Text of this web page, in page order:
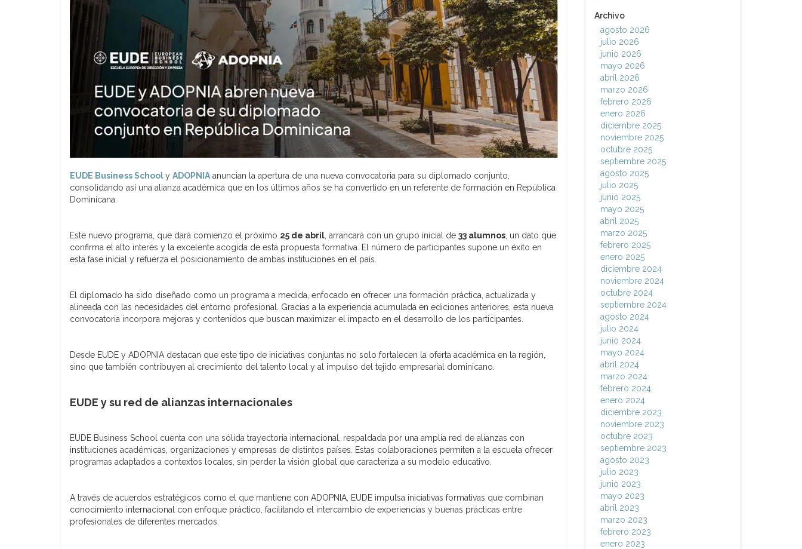
EUDE Business Schooly ADOPNIA anuncian la apertura de una nueva convocatoria para su diplomado conjunto,
consolidando así una alianza académica que en los últimos años se ha convertido en un referente de formación en República
Dominicana.
Este nuevo programa, que dará comienzo el próximo 25 de abril , arrancará con un grupo inicial de 33 alumnos , un dato que
confirma el alto interés y la excelente acogida de esta propuesta formativa. El número de participantes supone un éxito en
esta fase inicial y refuerza el posicionamiento de ambas instituciones en el país.
El diplomado ha sido diseñado como un programa a medida, enfocado en ofrecer una formación práctica, actualizada y
alineada con las necesidades del entorno profesional. Gracias a la experiencia acumulada en ediciones anteriores, esta nueva
convocatoria incorpora mejoras y contenidos que buscan maximizar el impacto en el desarrollo de los participantes.
Desde EUDE y ADOPNIA destacan que este tipo de iniciativas conjuntas no solo fortalecen la oferta académica en la región,
sino que también contribuyen al crecimiento del talento local y al impulso del tejido empresarial dominicano.
EUDE y su red de alianzas internacionales
EUDE Business School cuenta con una sólida trayectoria internacional, respaldada por una amplia red de alianzas con
instituciones académicas, organizaciones y empresas de distintos países. Estas colaboraciones permiten a la escuela ofrecer
programas adaptados a contextos locales, sin perder la visión global que caracteriza a su modelo educativo.
A través de acuerdos estratégicos como el que mantiene con ADOPNIA, EUDE impulsa iniciativas formativas que combinan
conocimiento internacional con enfoque práctico, facilitando el intercambio de experiencias y buenas prácticas entre
profesionales de diferentes mercados.
Archivo
agosto 2026
julio 2026
junio 2026
mayo 2026
abril 2026
marzo 2026
febrero 2026
enero 2026
diciembre 2025
noviembre 2025
octubre 2025
septiembre 2025
agosto 2025
julio 2025
junio 2025
mayo 2025
abril 2025
marzo 2025
febrero 2025
enero 2025
diciembre 2024
noviembre 2024
octubre 2024
septiembre 2024
agosto 2024
julio 2024
junio 2024
mayo 2024
abril 2024
marzo 2024
febrero 2024
enero 2024
diciembre 2023
noviembre 2023
octubre 2023
septiembre 2023
agosto 2023
julio 2023
junio 2023
mayo 2023
abril 2023
marzo 2023
febrero 2023
enero 2023